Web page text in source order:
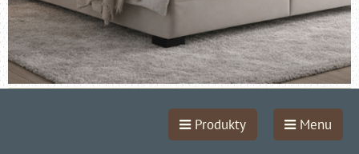
Produkty Menu